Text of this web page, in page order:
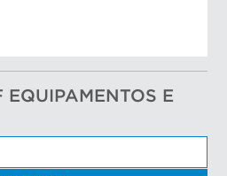
EQUIPAMENTOS E